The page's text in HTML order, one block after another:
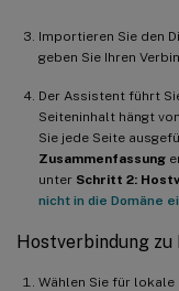
Importieren Sie den
geben Sie Ihren
Der Assistent führt
Seiteninhalt hängt
Sie jede Seite
Zusammenfassung
unter Schritt 2:
nicht in die Domäne
Hostverbindung
Wählen Sie für